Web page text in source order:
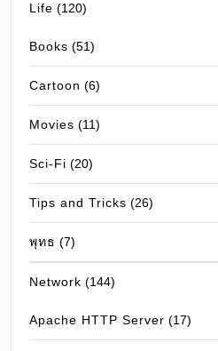
Life (120)
Books (51)
Cartoon (6)
Movies (11)
Sci-Fi (20)
Tips and Tricks (26)
พุทธ (7)
Network (144)
Apache HTTP Server (17)